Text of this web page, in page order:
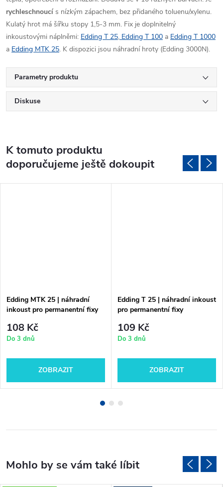
rychleschnoucí s nízkým zápachem, bez přidaného toluenu/xylenu.
Kulatý hrot má šířku stopy 1,5-3 mm. Fix je doplnitelný
inkoustovými náplněmi: Edding T 25, Edding T 100 a Edding T 1000
a Edding MTK 25. K dispozici jsou náhradní hroty (Edding 3000N).
Parametry produktu
Diskuse
K tomuto produktu
doporučujeme ještě dokoupit
Edding MTK 25 | náhradní
inkoust pro permanentní fixy
108 Kč
Do 3 dnů
ZOBRAZIT
Edding T 25 | náhradní inkoust
pro permanentní fixy
109 Kč
Do 3 dnů
ZOBRAZIT